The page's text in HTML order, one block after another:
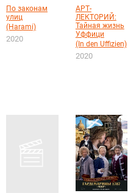
По законам
улиц
(Harami)
2020
АРТ-
ЛЕКТОРИЙ:
Тайная жизнь
Уффици
(In den Uffizien)
2020